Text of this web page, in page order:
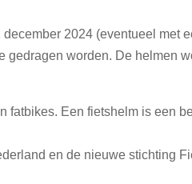
2024 (eventueel met
worden. De helmen
fatbikes. Een fietshelm is een
en de nieuwe stichting